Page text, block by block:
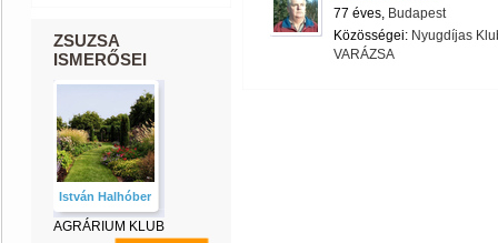
ZSUZSA
ISMERŐSEI
István Halhóber
AGRÁRIUM KLUB
77 éves, Budapest
Közösségei: Nyugdíjas
VARÁZSA